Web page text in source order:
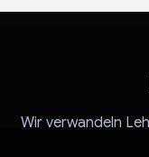
Wir verwandeln